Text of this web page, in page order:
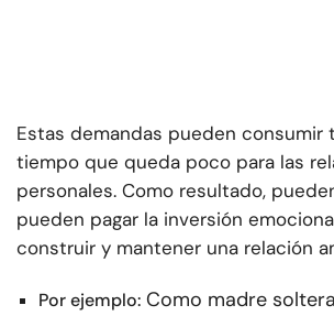
Estas demandas pueden consumir
tiempo que queda poco para las
personales. Como resultado,
pueden pagar la inversión
construir y mantener una relación
Por ejemplo: Como madre